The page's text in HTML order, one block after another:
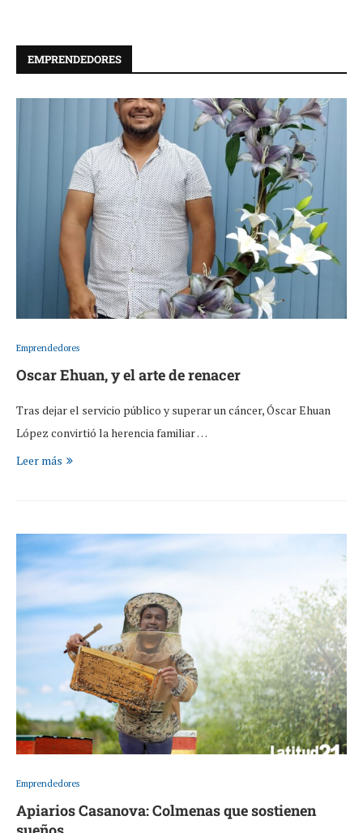
EMPRENDEDORES
Emprendedores
Oscar Ehuan, y el arte de renacer
Tras dejar el servicio público y superar un cáncer, Óscar Ehuan
López convirtió la herencia familiar …
Leer más
Emprendedores
Apiarios Casanova: Colmenas que sostienen